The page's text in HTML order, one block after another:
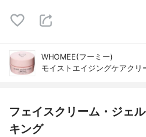
WHOMEE(フーミー)
モイストエイジングケアクリ
フェイスクリーム・ジェ
キング